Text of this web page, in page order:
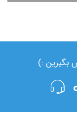
بگیرین :)